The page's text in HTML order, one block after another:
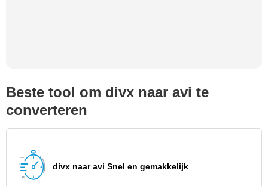
Beste tool om divx naar avi te
converteren
divx naar avi Snel en gemakkelijk